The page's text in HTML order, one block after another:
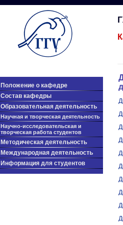
Положение о кафедре
Cостав кафедры
Образовательная деятельность
Научная и творческая деятельность
Научно-исследовательская и
творческая работа студентов
Методическая деятельность
Международная деятельность
Информация для студентов